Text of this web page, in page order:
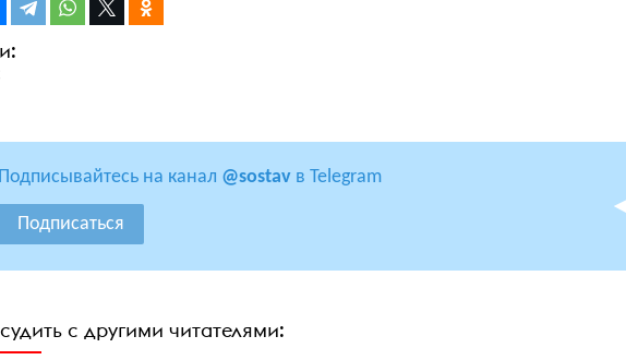
Подписывайтесь на канал @sostav в Telegram
Подписаться
с другими читателями: